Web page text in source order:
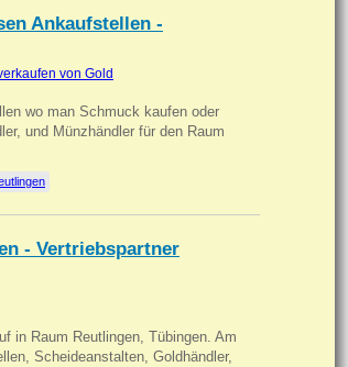
Ankaufstellen -
von Gold
wo man Schmuck kaufen oder
und Münzhändler für den Raum
- Vertriebspartner
in Raum Reutlingen, Tübingen. Am
Scheideanstalten, Goldhändler,